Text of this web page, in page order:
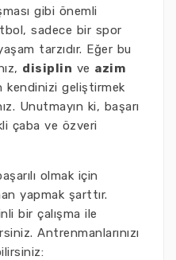
gibi önemli
sadece bir spor
tarzıdır. Eğer bu
disiplin ve azim
kendinizi geliştirmek
Unutmayın ki, başarı
çaba ve özveri
olmak için
yapmak şarttır.
bir çalışma ile
Antrenmanlarınızı